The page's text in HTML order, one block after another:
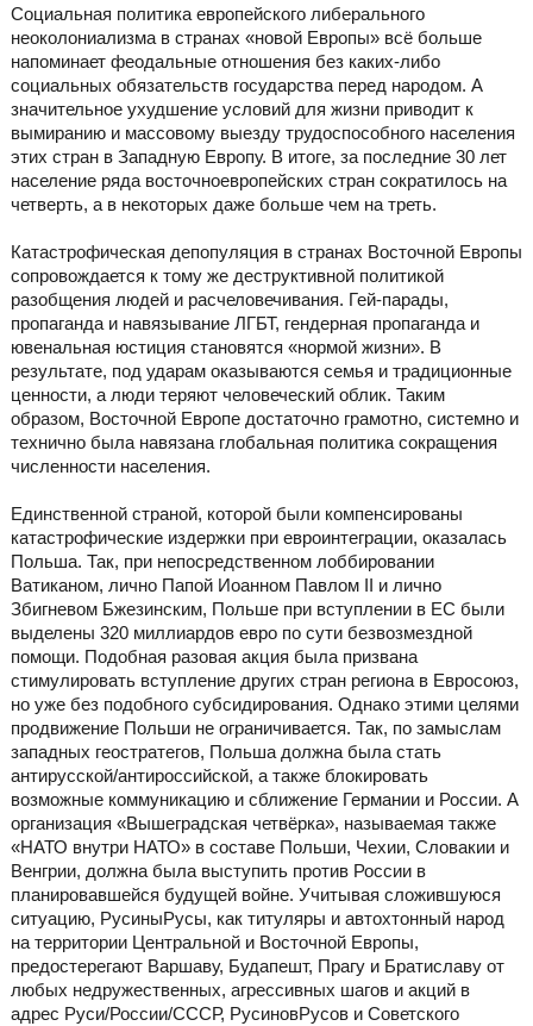
Социальная политика европейского либерального
неоколониализма в странах «новой Европы» всё больше
напоминает феодальные отношения без каких-либо
социальных обязательств государства перед народом. А
значительное ухудшение условий для жизни приводит к
вымиранию и массовому выезду трудоспособного населения
этих стран в Западную Европу. В итоге, за последние 30 лет
население ряда восточноевропейских стран сократилось на
четверть, а в некоторых даже больше чем на треть.
Катастрофическая депопуляция в странах Восточной Европы
сопровождается к тому же деструктивной политикой
разобщения людей и расчеловечивания. Гей-парады,
пропаганда и навязывание ЛГБТ, гендерная пропаганда и
ювенальная юстиция становятся «нормой жизни». В
результате, под ударам оказываются семья и традиционные
ценности, а люди теряют человеческий облик. Таким
образом, Восточной Европе достаточно грамотно, системно и
технично была навязана глобальная политика сокращения
численности населения.
Единственной страной, которой были компенсированы
катастрофические издержки при евроинтеграции, оказалась
Польша. Так, при непосредственном лоббировании
Ватиканом, лично Папой Иоанном Павлом II и лично
Збигневом Бжезинским, Польше при вступлении в ЕС были
выделены 320 миллиардов евро по сути безвозмездной
помощи. Подобная разовая акция была призвана
стимулировать вступление других стран региона в Евросоюз,
но уже без подобного субсидирования. Однако этими целями
продвижение Польши не ограничивается. Так, по замыслам
западных геостратегов, Польша должна была стать
антирусской/антироссийской, а также блокировать
возможные коммуникацию и сближение Германии и России. А
организация «Вышеградская четвёрка», называемая также
«НАТО внутри НАТО» в составе Польши, Чехии, Словакии и
Венгрии, должна была выступить против России в
планировавшейся будущей войне. Учитывая сложившуюся
ситуацию, РусиныРусы, как титуляры и автохтонный народ
на территории Центральной и Восточной Европы,
предостерегают Варшаву, Будапешт, Прагу и Братиславу от
любых недружественных, агрессивных шагов и акций в
адрес Руси/России/СССР, РусиновРусов и Советского